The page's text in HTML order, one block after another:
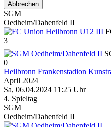
Abbrechen
SGM
Oedheim/Dahenfeld II
3
0
Heilbronn Frankenstadion
April 2024
Sa, 06.04.2024 11:25 Uhr
4. Spieltag
SGM
Oedheim/Dahenfeld II